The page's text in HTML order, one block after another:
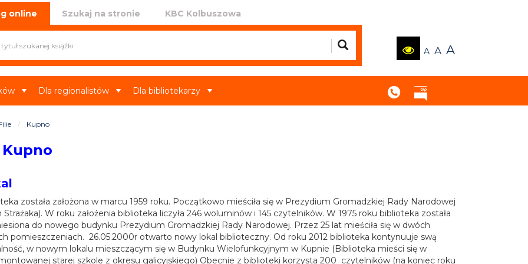
w Kolbuszowej
online Szukaj na stronie KBC Kolbuszowa
A A A
Dla regionalistów Dla bibliotekarzy
Kupno
Kupno
została założona w marcu 1959 roku. Początkowo mieściła się w Prezydium Gromadzkiej Rady Narodowej
Strażaka). W roku założenia biblioteka liczyła 246 woluminów i 145 czytelników. W 1975 roku biblioteka została
do nowego budynku Prezydium Gromadzkiej Rady Narodowej. Przez 25 lat mieściła się w dwóch
pomieszczeniach. 26.05.2000r otwarto nowy lokal biblioteczny. Od roku 2012 biblioteka kontynuuje swą
w nowym lokalu mieszczącym się w Budynku Wielofunkcyjnym w Kupnie (Biblioteka mieści się w
starej szkole z okresu galicyjskiego) Obecnie z biblioteki korzysta 200 czytelników (na koniec roku